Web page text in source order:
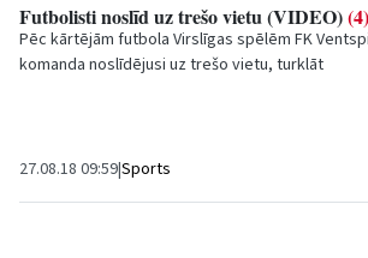
Futbolisti noslīd uz trešo vietu (VIDEO)(4)
Pēc kārtējām futbola Virslīgas spēlēm FK
komanda noslīdējusi uz trešo vietu, turklāt
27.08.18 09:59|Sports